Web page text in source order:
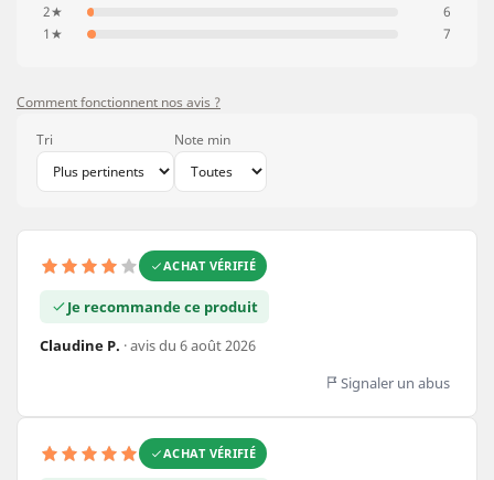
2★
6
1★
7
Comment fonctionnent nos avis ?
Tri
Note min
ACHAT VÉRIFIÉ
Je recommande ce produit
Claudine P. · avis du 6 août 2026
Signaler un abus
ACHAT VÉRIFIÉ